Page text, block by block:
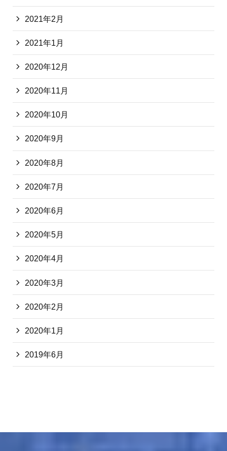
2021年2月
2021年1月
2020年12月
2020年11月
2020年10月
2020年9月
2020年8月
2020年7月
2020年6月
2020年5月
2020年4月
2020年3月
2020年2月
2020年1月
2019年6月